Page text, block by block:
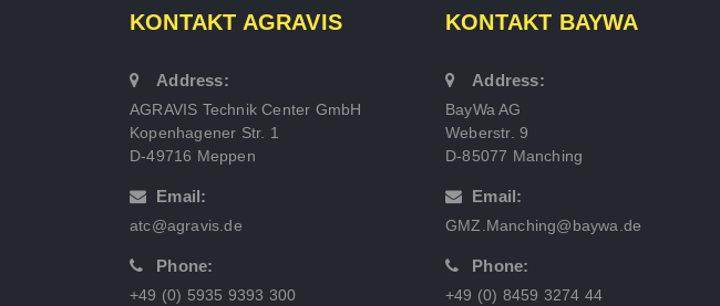
KONTAKT AGRAVIS
Address:
AGRAVIS Technik Center GmbH
Kopenhagener Str. 1
D-49716 Meppen
Email:
atc@agravis.de
Phone:
+49 (0) 5935 9393 300
KONTAKT BAYWA
Address:
BayWa AG
Weberstr. 9
D-85077 Manching
Email:
GMZ.Manching@baywa.de
Phone:
+49 (0) 8459 3274 44